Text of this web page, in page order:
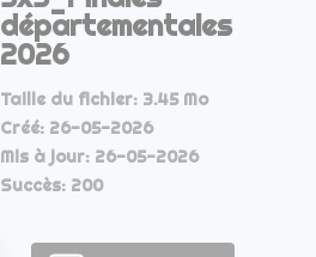
départementales
2026
Taille du fichier: 3.45 Mo
Créé: 26-05-2026
Mis à jour: 26-05-2026
Succès: 200